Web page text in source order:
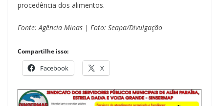
procedência dos alimentos.
Fonte: Agência Minas | Foto: Seapa/Divulgação
Compartilhe isso:
Facebook X